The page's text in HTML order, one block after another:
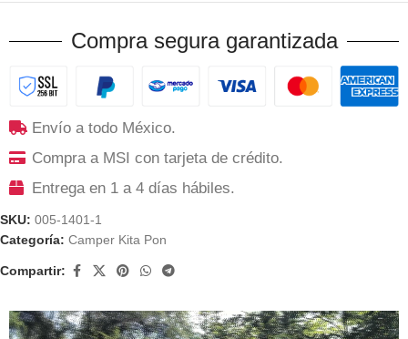
Compra segura garantizada
Envío a todo México.
Compra a MSI con tarjeta de crédito.
Entrega en 1 a 4 días hábiles.
SKU: 005-1401-1
Categoría: Camper Kita Pon
Compartir: